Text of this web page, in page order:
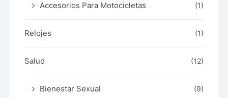
Accesorios Para Motocicletas (1)
Relojes (1)
Salud (12)
Bienestar Sexual (9)